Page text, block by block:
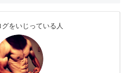
グをいじっている人